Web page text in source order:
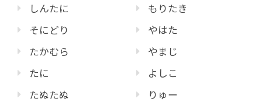
しんたに
そにどり
たかむら
たに
たぬたぬ
もりたき
やはた
やまじ
よしこ
りゅー